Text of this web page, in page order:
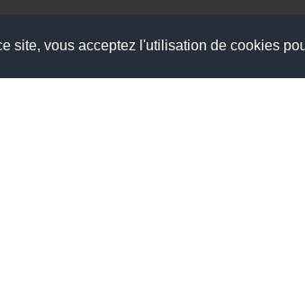
site, vous acceptez l'utilisation de cookies